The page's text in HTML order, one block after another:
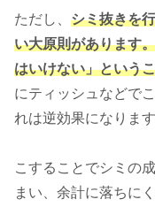
ただし、 シミ抜きを
い大原則があります
はいけない」という
にティッシュなどで
れは逆効果になります
こすることでシミの
まい、余計に落ちに